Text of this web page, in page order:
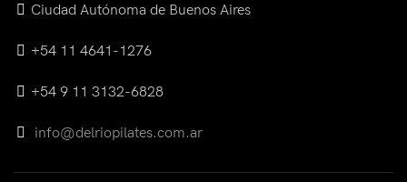
Ciudad Autónoma de Buenos Aires
+54 11 4641-1276
+54 9 11 3132-6828
info@delriopilates.com.ar